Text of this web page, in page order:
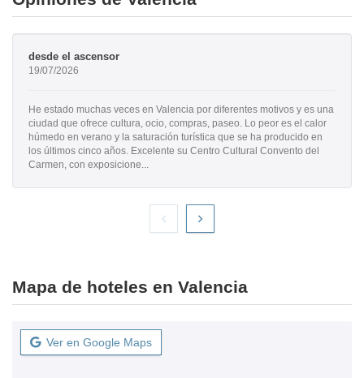
desde el ascensor
19/07/2026
He estado muchas veces en Valencia por diferentes motivos y es una
ciudad que ofrece cultura, ocio, compras, paseo. Lo peor es el calor
húmedo en verano y la saturación turística que se ha producido en
los últimos cinco años. Excelente su Centro Cultural Convento del
Carmen, con exposicione...
Mapa de hoteles en Valencia
Ver en Google Maps